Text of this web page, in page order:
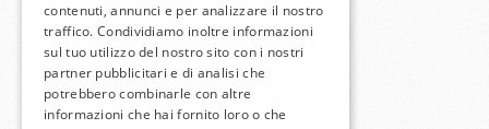
contenuti, annunci e per analizzare il nostro
traffico. Condividiamo inoltre informazioni
sul tuo utilizzo del nostro sito con i nostri
partner pubblicitari e di analisi che
potrebbero combinarle con altre
informazioni che hai fornito loro o che